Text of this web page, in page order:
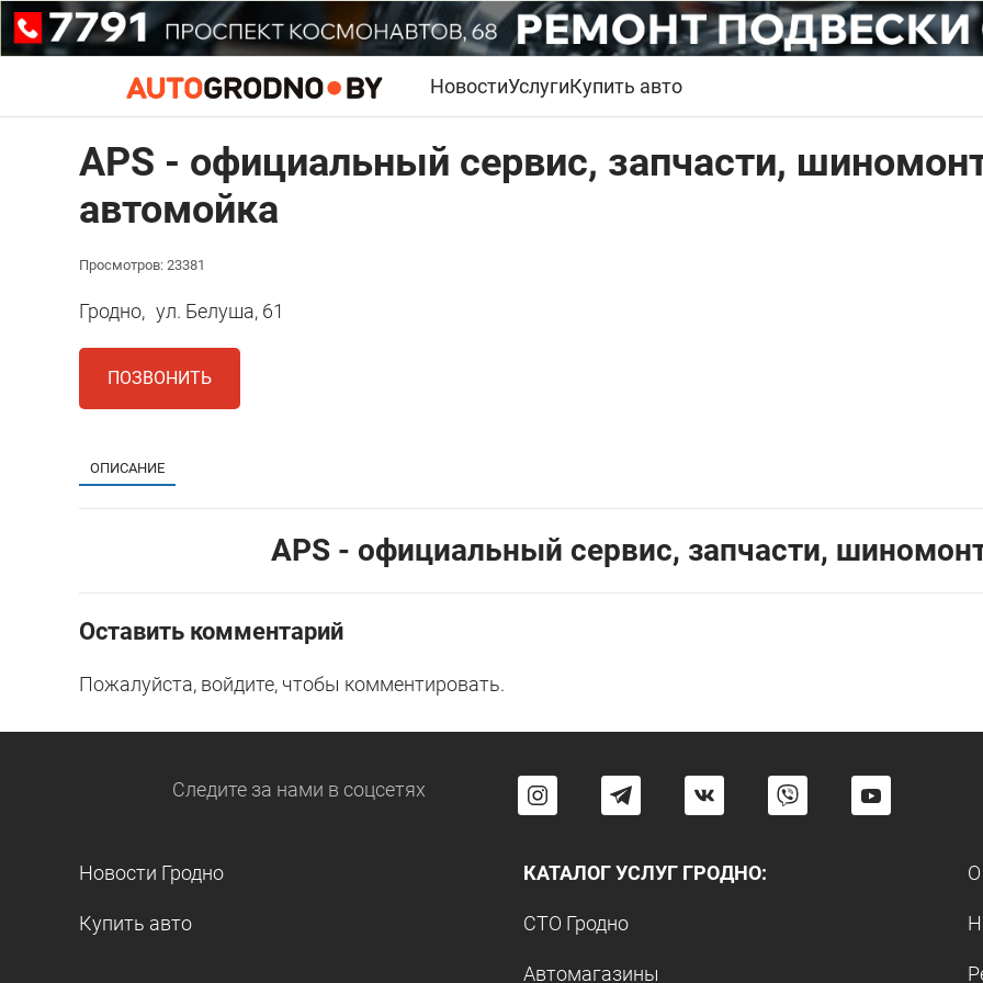
НовостиУслугиКупить авто
АPS - официальный сервис, запчасти,
автомойка
Просмотров: 23381
Гродно, ул. Белуша, 61
ПОЗВОНИТЬ
ОПИСАНИЕ
АPS - официальный сервис, запчасти,
Оставить комментарий
Пожалуйста, войдите, чтобы комментировать.
Следите за нами в соцсетях
Новости Гродно
Купить авто
КАТАЛОГ УСЛУГ ГРОДНО:
СТО Гродно
Автомагазины